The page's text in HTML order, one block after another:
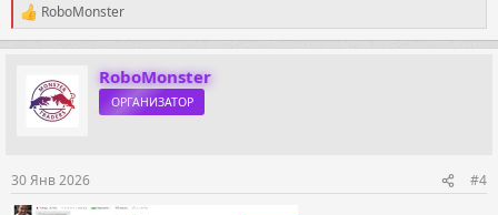
Р
е
а
RoboMonster
RoboMonster
ОРГАНИЗАТОР
30 Янв 2026 #4